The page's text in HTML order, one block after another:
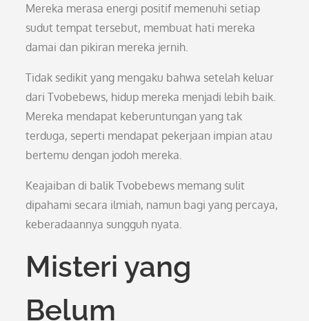
Mereka merasa energi positif memenuhi setiap
sudut tempat tersebut, membuat hati mereka
damai dan pikiran mereka jernih.
Tidak sedikit yang mengaku bahwa setelah keluar
dari Tvobebews, hidup mereka menjadi lebih baik.
Mereka mendapat keberuntungan yang tak
terduga, seperti mendapat pekerjaan impian atau
bertemu dengan jodoh mereka.
Keajaiban di balik Tvobebews memang sulit
dipahami secara ilmiah, namun bagi yang percaya,
keberadaannya sungguh nyata.
Misteri yang
Belum